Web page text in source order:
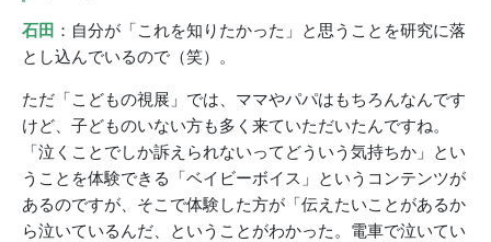
石田 ：自分が「これを知りたかった」と思うことを研究に落
とし込んでいるので（笑）。
ただ「こどもの視展」では、ママやパパはもちろんなんです
けど、子どものいない方も多く来ていただいたんですね。
「泣くことでしか訴えられないってどういう気持ちか」とい
うことを体験できる「ベイビーボイス」というコンテンツが
あるのですが、そこで体験した方が「伝えたいことがあるか
ら泣いているんだ、ということがわかった。電車で泣いてい